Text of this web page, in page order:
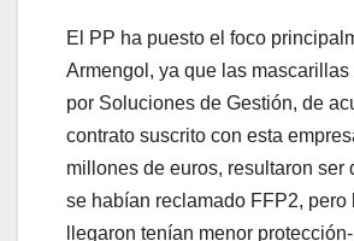
El PP ha puesto el foco
Armengol, ya que las
por Soluciones de Gestión, de
contrato suscrito con esta
millones de euros, resultaron ser
se habían reclamado FFP2, pero
llegaron tenían menor